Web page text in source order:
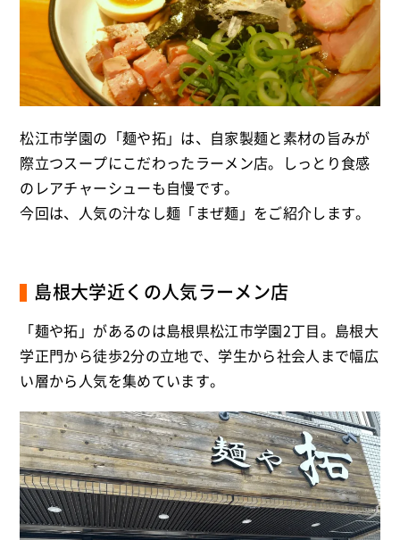
松江市学園の「麺や拓」は、自家製麺と素材の旨みが
際立つスープにこだわったラーメン店。しっとり食感
のレアチャーシューも自慢です。
今回は、人気の汁なし麺「まぜ麺」をご紹介します。
島根大学近くの人気ラーメン店
「麺や拓」があるのは島根県松江市学園2丁目。島根大
学正門から徒歩2分の立地で、学生から社会人まで幅広
い層から人気を集めています。